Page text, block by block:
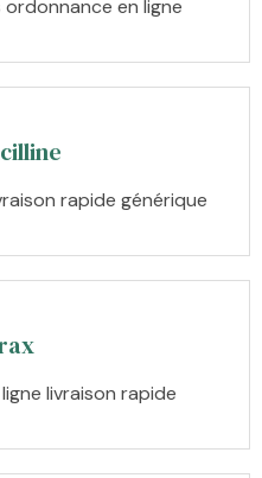
en ligne
rapide générique
livraison rapide